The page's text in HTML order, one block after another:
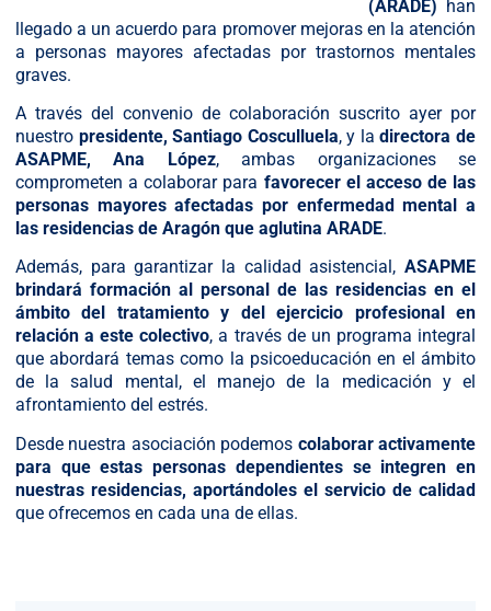
(ARADE) han
llegado a un acuerdo para promover mejoras en la atención
a personas mayores afectadas por trastornos mentales
graves.
A través del convenio de colaboración suscrito ayer por
nuestro presidente, Santiago Cosculluela, y ladirectora de
ASAPME, Ana López, ambas organizaciones se
comprometen a colaborar para favorecer el acceso de las
personas mayores afectadas por enfermedad mental a
las residencias de Aragón que aglutina ARADE.
Además, para garantizar la calidad asistencial, ASAPME
brindará formación al personal de las residencias en el
ámbito del tratamiento y del ejercicio profesional en
relación a este colectivo, a través de un programa integral
que abordará temas como la psicoeducación en el ámbito
de la salud mental, el manejo de la medicación y el
afrontamiento del estrés.
Desde nuestra asociación podemos colaborar activamente
para que estas personas dependientes se integren en
nuestras residencias, aportándoles el servicio de calidad
que ofrecemos en cada una de ellas.